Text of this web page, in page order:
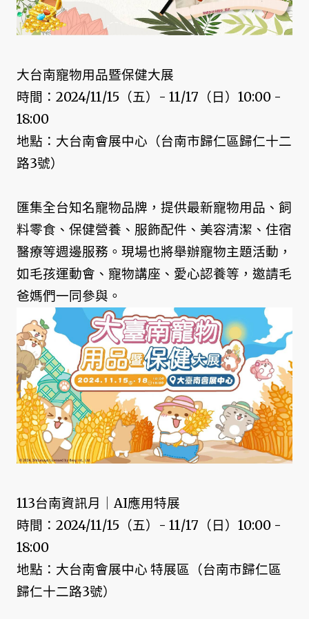
大台南寵物用品暨保健大展
時間：2024/11/15（五）- 11/17（日）10:00 -
18:00
地點：大台南會展中心（台南市歸仁區歸仁十二
路3號）
匯集全台知名寵物品牌，提供最新寵物用品、飼
料零食、保健營養、服飾配件、美容清潔、住宿
醫療等週邊服務。現場也將舉辦寵物主題活動，
如毛孩運動會、寵物講座、愛心認養等，邀請毛
爸媽們一同參與。
113台南資訊月｜AI應用特展
時間：2024/11/15（五）- 11/17（日）10:00 -
18:00
地點：大台南會展中心 特展區（台南市歸仁區
歸仁十二路3號）